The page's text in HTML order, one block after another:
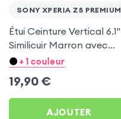
SONY XPERIA Z5 PREMIUM
Étui Ceinture Vertical 6.1''
Similicuir Marron avec
Porte carte pour Sony
+ 1 couleur
19,90 €
AJOUTER